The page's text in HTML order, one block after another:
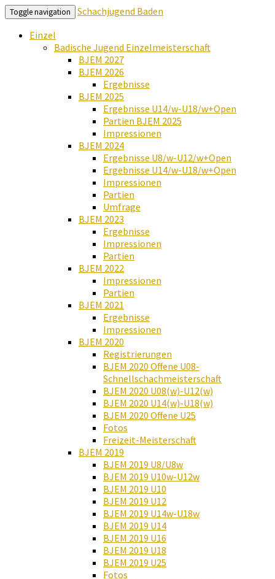
Toggle navigation
Schachjugend Baden
Einzel
Badische Jugend Einzelmeisterschaft
BJEM 2027
BJEM 2026
Ergebnisse
BJEM 2025
Ergebnisse U14/w-U18/w+Open
Partien BJEM 2025
Impressionen
BJEM 2024
Ergebnisse U8/w-U12/w+Open
Ergebnisse U14/w-U18/w+Open
Impressionen
Partien
Umfrage
BJEM 2023
Ergebnisse
Impressionen
Partien
BJEM 2022
Impressionen
Partien
BJEM 2021
Ergebnisse
Impressionen
BJEM 2020
Registrierungen
BJEM 2020 Offene U08-
Schnellschachmeisterschaft
BJEM 2020 U08(w)-U12(w)
BJEM 2020 U14(w)-U18(w)
BJEM 2020 Offene U25
Fotos
Freizeit-Meisterschaft
BJEM 2019
BJEM 2019 U8/U8w
BJEM 2019 U10w-U12w
BJEM 2019 U10
BJEM 2019 U12
BJEM 2019 U14w-U18w
BJEM 2019 U14
BJEM 2019 U16
BJEM 2019 U18
BJEM 2019 U25
Fotos